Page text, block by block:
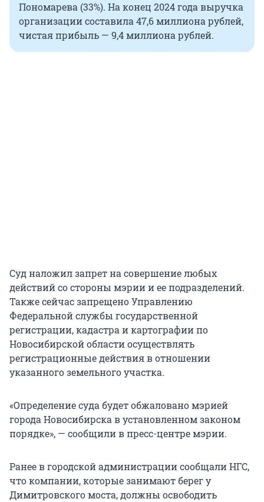
Пономарева (33%). На конец 2024 года выручка
организации составила 47,6 миллиона рублей,
чистая прибыль — 9,4 миллиона рублей.
Суд наложил запрет на совершение любых
действий со стороны мэрии и ее подразделений.
Также сейчас запрещено Управлению
Федеральной службы государственной
регистрации, кадастра и картографии по
Новосибирской области осуществлять
регистрационные действия в отношении
указанного земельного участка.
«Определение суда будет обжаловано мэрией
города Новосибирска в установленном законом
порядке», — сообщили в пресс-центре мэрии.
Ранее в городской администрации сообщали НГС,
что компании, которые занимают берег у
Димитровского моста, должны освободить